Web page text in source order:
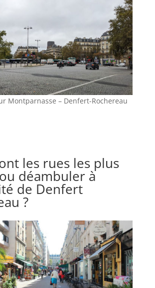
Montparnasse – Denfert-Rochereau
les rues les plus
déambuler à
de Denfert
?